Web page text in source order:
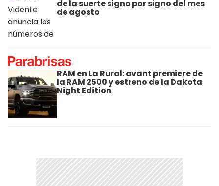
de la suerte signo por signo del mes
de agosto
RAM en La Rural: avant premiere de
la RAM 2500 y estreno de la Dakota
Night Edition